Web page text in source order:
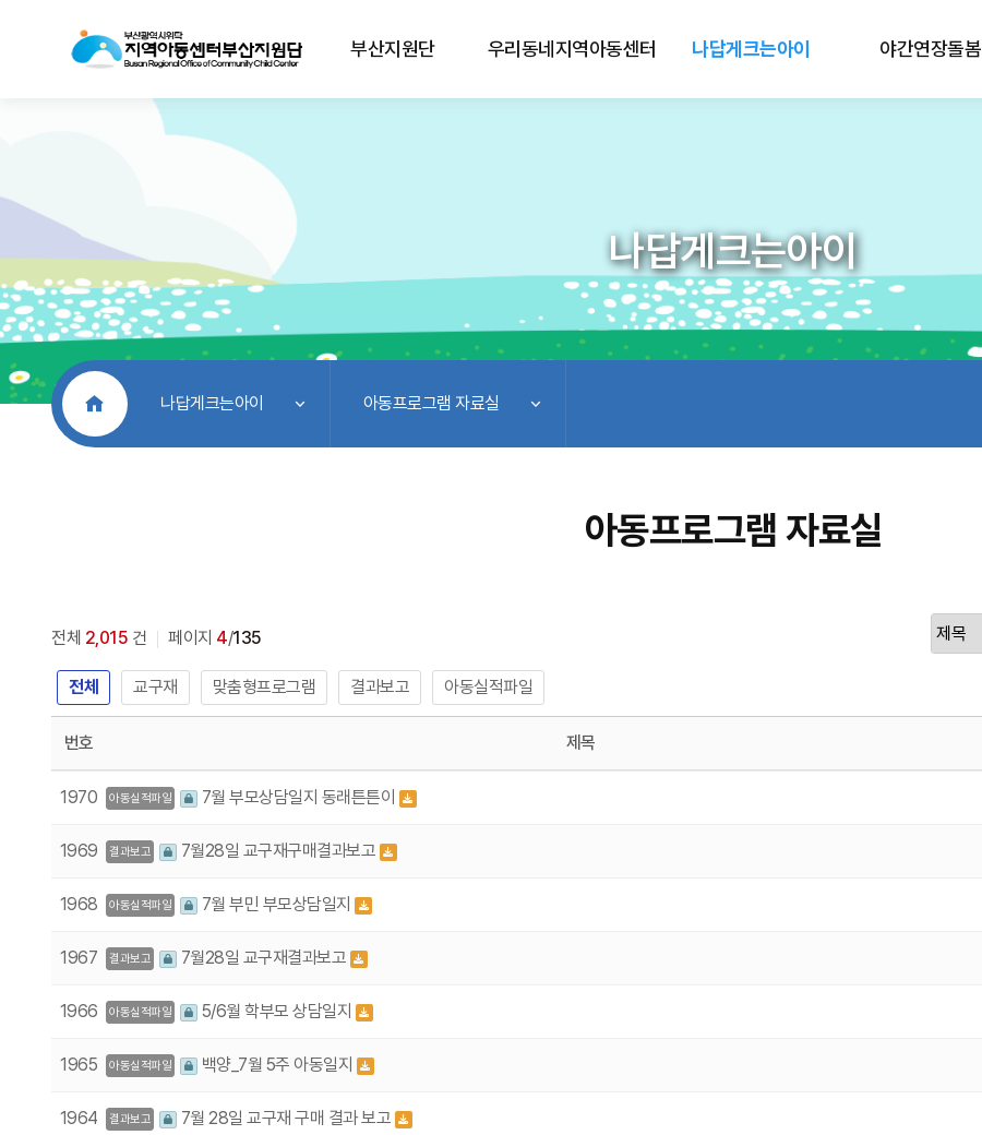
부산지원단 우리동네지역아동센터 나답게크는아이 야간연장돌봄
나답게크는아이
처음으로나답게크는아이 아동프로그램 자료실
아동프로그램 자료실
전체 2,015 건 페이지 4/135
전체 교구재 맞춤형프로그램 결과보고 아동실적파일
번호 제목
1970 아동실적파일 7월 부모상담일지 동래튼튼이
1969 결과보고 7월28일 교구재구매결과보고
1968 아동실적파일 7월 부민 부모상담일지
1967 결과보고 7월28일 교구재결과보고
1966 아동실적파일 5/6월 학부모 상담일지
1965 아동실적파일 백양_7월 5주 아동일지
1964 결과보고 7월 28일 교구재 구매 결과 보고